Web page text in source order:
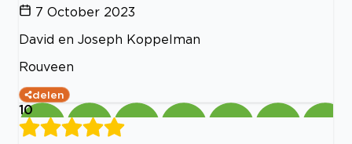
7 October 2023
David en Joseph Koppelman
Rouveen
delen
10